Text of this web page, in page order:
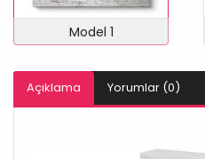
Model 1
Açıklama Yorumlar (0)